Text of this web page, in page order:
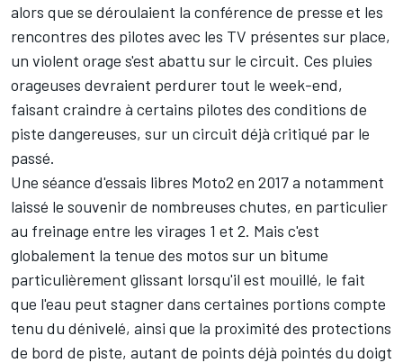
alors que se déroulaient la conférence de presse et les
rencontres des pilotes avec les TV présentes sur place,
un violent orage s'est abattu sur le circuit. Ces pluies
orageuses devraient perdurer tout le week-end,
faisant craindre à certains pilotes des conditions de
piste dangereuses, sur un circuit déjà critiqué par le
passé.
Une séance d'essais libres Moto2 en 2017 a notamment
laissé le souvenir de nombreuses chutes, en particulier
au freinage entre les virages 1 et 2. Mais c'est
globalement la tenue des motos sur un bitume
particulièrement glissant lorsqu'il est mouillé, le fait
que l'eau peut stagner dans certaines portions compte
tenu du dénivelé, ainsi que la proximité des protections
de bord de piste, autant de points déjà pointés du doigt